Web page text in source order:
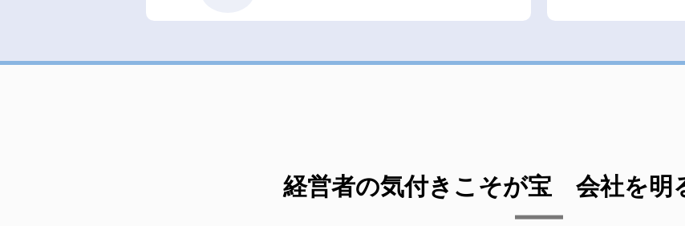
経営者の気付きこそが宝 会社を明